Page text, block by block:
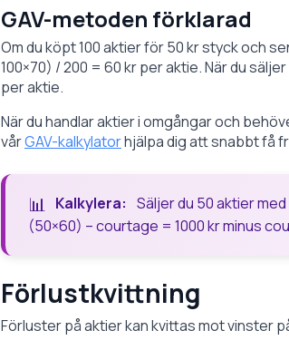
GAV-metoden förklarad
Om du köpt 100 aktier för 50 kr styck och
100×70) / 200 = 60 kr per aktie. När du
per aktie.
När du handlar aktier i omgångar och
vårGAV-kalkylatorhjälpa dig att snabbt få
Kalkylera: Säljer du 50 aktier
(50×60) – courtage = 1000 kr minus
Förlustkvittning
Förluster på aktier kan kvittas mot vinster